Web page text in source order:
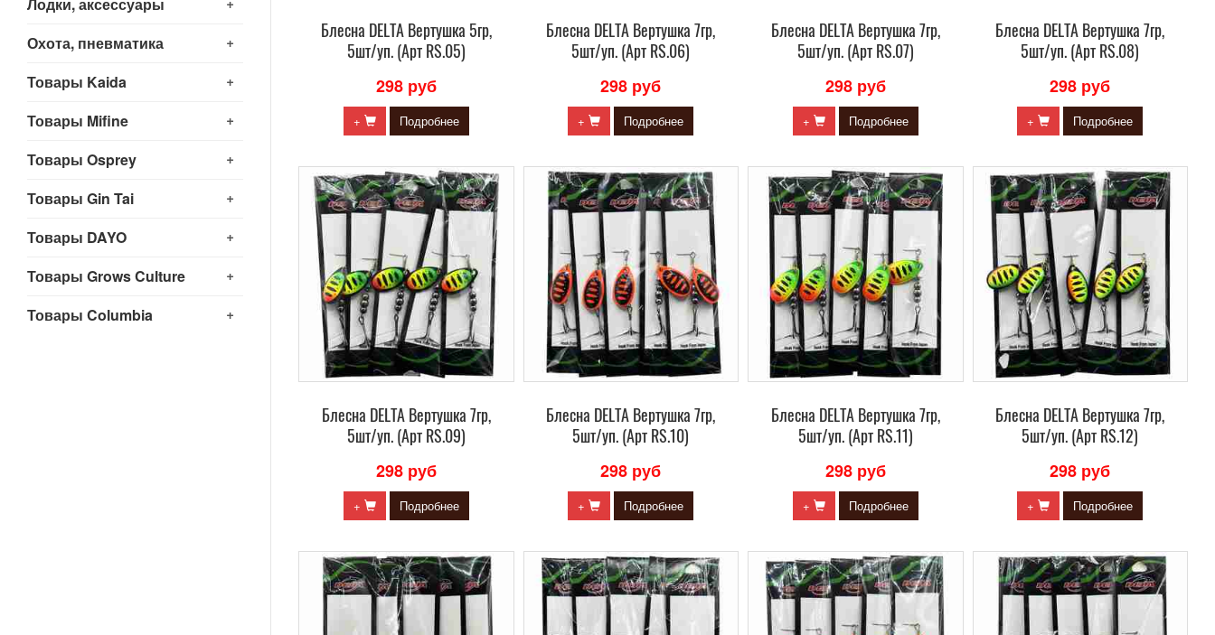
+
Охота, пневматика
+
Товары Kaida
+
Товары Mifine
+
Товары Osprey
+
Товары Gin Tai
+
Товары DAYO
+
Товары Grows Culture
+
Товары Columbia
Блесна DELTA Вертушка 5гр,
5шт/уп. (Арт RS.05)
298 руб
+ Подробнее
Блесна DELTA Вертушка 7гр,
5шт/уп. (Арт RS.06)
298 руб
+ Подробнее
Блесна DELTA Вертушка 7гр,
5шт/уп. (Арт RS.07)
298 руб
+ Подробнее
Блесна DELTA Вертушка 7гр,
5шт/уп. (Арт RS.08)
298 руб
+ Подробнее
Блесна DELTA Вертушка 7гр,
5шт/уп. (Арт RS.09)
298 руб
+ Подробнее
Блесна DELTA Вертушка 7гр,
5шт/уп. (Арт RS.10)
298 руб
+ Подробнее
Блесна DELTA Вертушка 7гр,
5шт/уп. (Арт RS.11)
298 руб
+ Подробнее
Блесна DELTA Вертушка 7гр,
5шт/уп. (Арт RS.12)
298 руб
+ Подробнее